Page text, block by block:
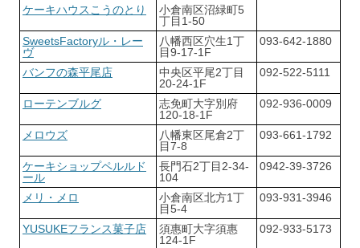
ケーキハウスこうのとり
小倉南区沼緑町5
丁目1-50
SweetsFactoryル・レー
ヴ
八幡西区穴生1丁
目9-17-1F
093-642-1880
バンフの森平尾店
中央区平尾2丁目
20-24-1F
092-522-5111
ローテンブルグ
志免町大字別府
120-18-1F
092-936-0009
メロウズ
八幡東区尾倉2丁
目7-8
093-661-1792
ケーキショップペルルド
ール
長門石2丁目2-34-
104
0942-39-3726
メリ・メロ
小倉南区北方1丁
目5-4
093-931-3946
YUSUKEフランス菓子店
須惠町大字須惠
124-1F
092-933-5173